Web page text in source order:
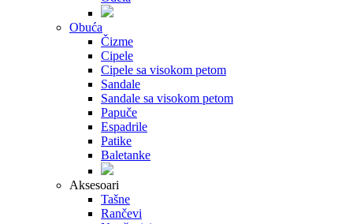
Obuća
Čizme
Cipele
Cipele sa visokom petom
Sandale
Sandale sa visokom petom
Papuče
Espadrile
Patike
Baletanke
Aksesoari
Tašne
Rančevi